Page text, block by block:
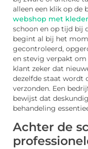
alleen een klik op de
webshop met
schoon en op tijd bij
begint al bij het
gecontroleerd,
en stevig verpakt om
klant zeker dat
dezelfde staat wordt
verzonden. Een
bewijst dat
behandeling
Achter de